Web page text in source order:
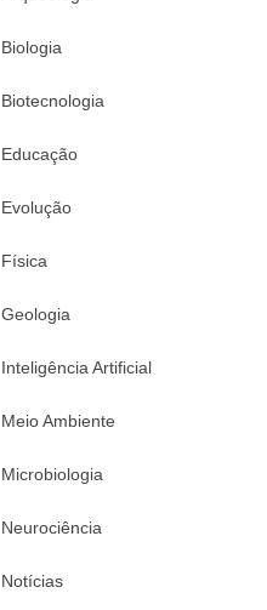
Biologia
Biotecnologia
Educação
Evolução
Física
Geologia
Inteligência Artificial
Meio Ambiente
Microbiologia
Neurociência
Notícias